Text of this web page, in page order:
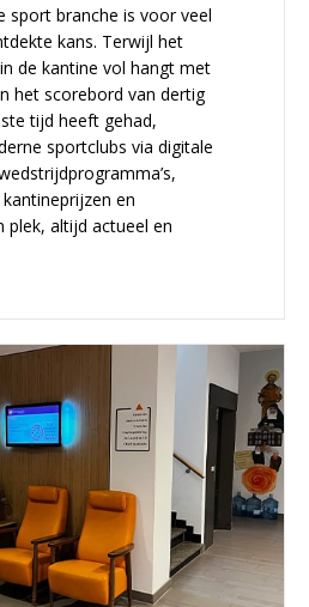
sport branche is voor veel
kans. Terwijl het
de kantine vol hangt met
het scorebord van dertig
tijd heeft gehad,
sportclubs via digitale
en
plek, altijd actueel en